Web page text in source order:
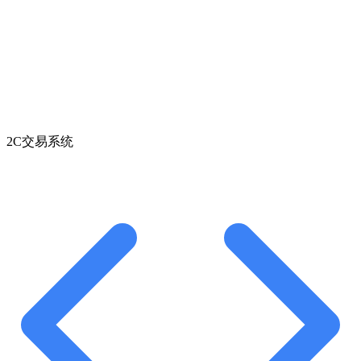
2C交易系统